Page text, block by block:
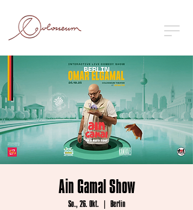
Ain Gamal Show
So., 26. Okt.
  |
Berlin